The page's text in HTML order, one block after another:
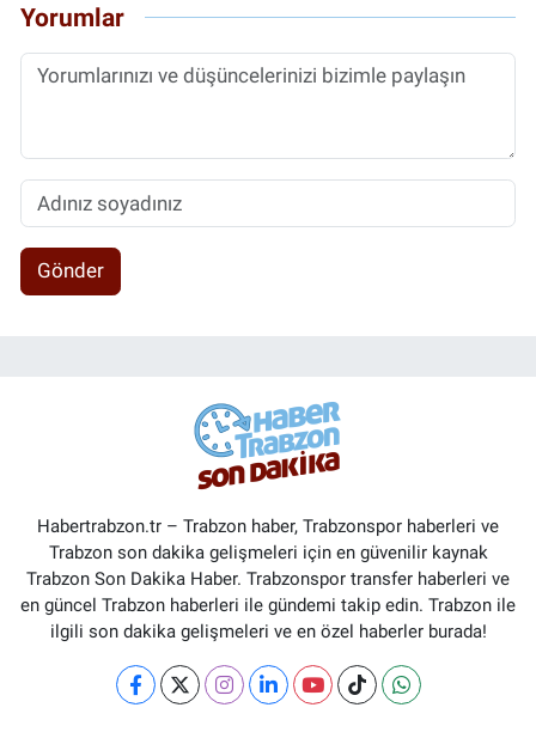
Yorumlar
Gönder
Habertrabzon.tr – Trabzon haber, Trabzonspor haberleri ve
Trabzon son dakika gelişmeleri için en güvenilir kaynak
Trabzon Son Dakika Haber. Trabzonspor transfer haberleri ve
en güncel Trabzon haberleri ile gündemi takip edin. Trabzon ile
ilgili son dakika gelişmeleri ve en özel haberler burada!